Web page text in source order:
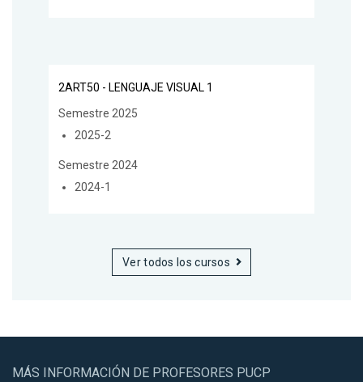
2ART50 - LENGUAJE VISUAL 1
Semestre 2025
2025-2
Semestre 2024
2024-1
Ver todos los cursos
MÁS INFORMACIÓN DE PROFESORES PUCP